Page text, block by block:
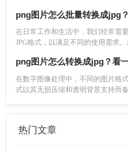
网站支持批量处理，并
输出质量：留意默认的
（如低于70%）会导致
方法二：专业软件-
与控制之选）
比的控制精度，可以在转换
将介绍五种常用的方法来实现这一
在日常工作和生活中，我们经常需
JPG格式，以满足不同的使用需求
量转换成jpg呢？本文将介绍三种
法，帮助读者高效地完成这一任务。
在数字图像处理中，不同的图片格
式以其无损压缩和透明背景支持而
jpg，帮助读者轻松完成这一转换过
热门文章